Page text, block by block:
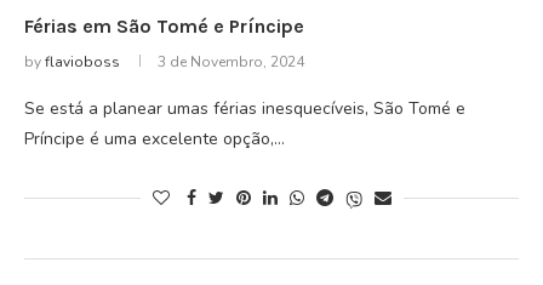
Férias em São Tomé e Príncipe
byflavioboss 3 de Novembro, 2024
Se está a planear umas férias inesquecíveis, São Tomé e
Príncipe é uma excelente opção,…